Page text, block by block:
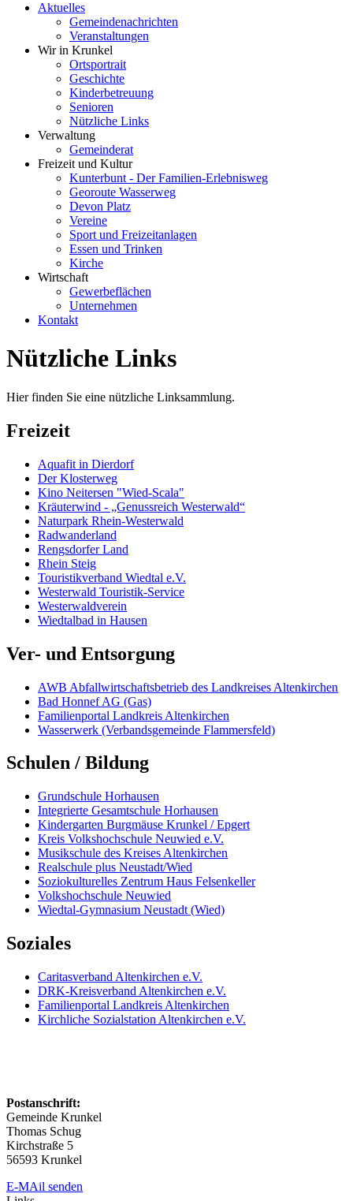
Aktuelles
Gemeindenachrichten
Veranstaltungen
Wir in Krunkel
Ortsportrait
Geschichte
Kinderbetreuung
Senioren
Nützliche Links
Verwaltung
Gemeinderat
Freizeit und Kultur
Kunterbunt - Der Familien-Erlebnisweg
Georoute Wasserweg
Devon Platz
Vereine
Sport und Freizeitanlagen
Essen und Trinken
Kirche
Wirtschaft
Gewerbeflächen
Unternehmen
Kontakt
Nützliche Links
Hier finden Sie eine nützliche Linksammlung.
Freizeit
Aquafit in Dierdorf
Der Klosterweg
Kino Neitersen "Wied-Scala"
Kräuterwind - „Genussreich Westerwald“
Naturpark Rhein-Westerwald
Radwanderland
Rengsdorfer Land
Rhein Steig
Touristikverband Wiedtal e.V.
Westerwald Touristik-Service
Westerwaldverein
Wiedtalbad in Hausen
Ver- und Entsorgung
AWB Abfallwirtschaftsbetrieb des Landkreises Altenkirchen
Bad Honnef AG (Gas)
Familienportal Landkreis Altenkirchen
Wasserwerk (Verbandsgemeinde Flammersfeld)
Schulen / Bildung
Grundschule Horhausen
Integrierte Gesamtschule Horhausen
Kindergarten Burgmäuse Krunkel / Epgert
Kreis Volkshochschule Neuwied e.V.
Musikschule des Kreises Altenkirchen
Realschule plus Neustadt/Wied
Soziokulturelles Zentrum Haus Felsenkeller
Volkshochschule Neuwied
Wiedtal-Gymnasium Neustadt (Wied)
Soziales
Caritasverband Altenkirchen e.V.
DRK-Kreisverband Altenkirchen e.V.
Familienportal Landkreis Altenkirchen
Kirchliche Sozialstation Altenkirchen e.V.
Postanschrift:
Gemeinde Krunkel
Thomas Schug
Kirchstraße 5
56593 Krunkel
E-MAil senden